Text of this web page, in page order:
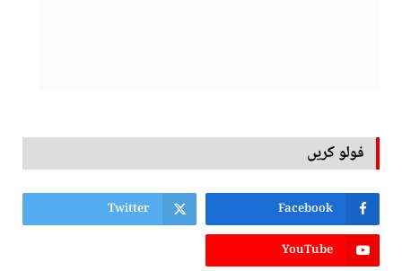
فولو کریں
Facebook
Twitter
YouTube